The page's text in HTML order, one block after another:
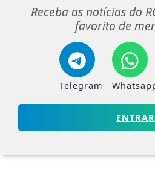
Receba as notícias do
favorito de
Telegram
ENTRAR